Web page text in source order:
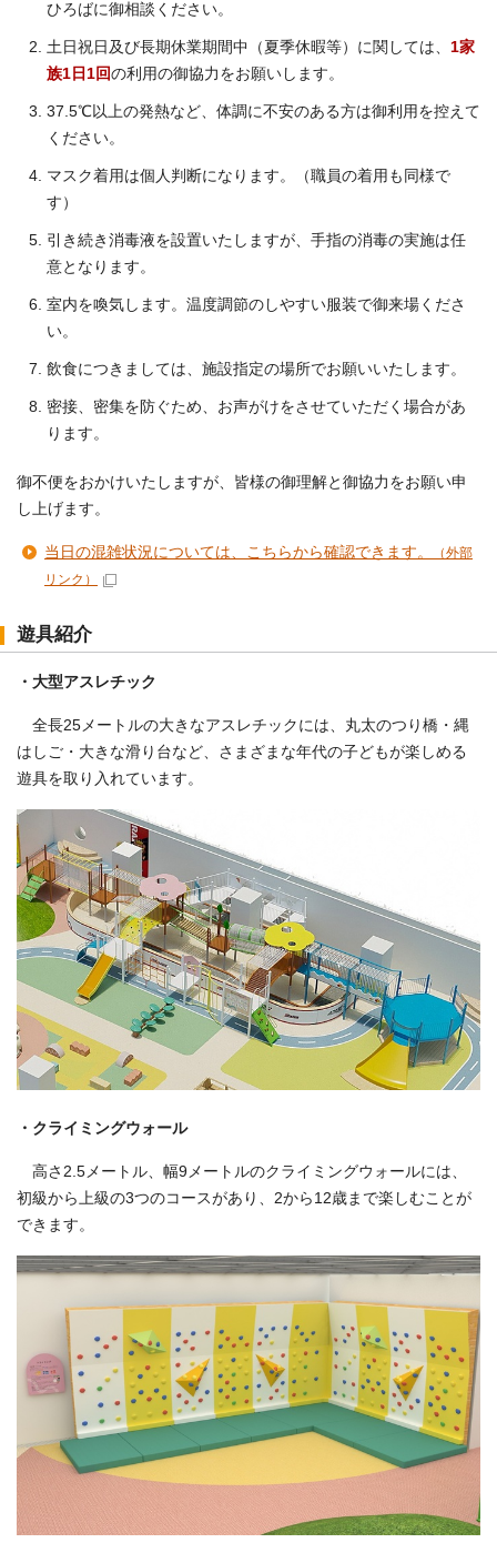
ひろばに御相談ください。
土日祝日及び長期休業期間中（夏季休暇等）に関しては、 1家
族1日1回の利用の御協力をお願いします。
37.5℃以上の発熱など、体調に不安のある方は御利用を控えて
ください。
マスク着用は個人判断になります。（職員の着用も同様で
す）
引き続き消毒液を設置いたしますが、手指の消毒の実施は任
意となります。
室内を喚気します。温度調節のしやすい服装で御来場くださ
い。
飲食につきましては、施設指定の場所でお願いいたします。
密接、密集を防ぐため、お声がけをさせていただく場合があ
ります。
御不便をおかけいたしますが、皆様の御理解と御協力をお願い申
し上げます。
当日の混雑状況については、こちらから確認できます。
（外部
リンク）
遊具紹介
・大型アスレチック
全長25メートルの大きなアスレチックには、丸太のつり橋・縄
はしご・大きな滑り台など、さまざまな年代の子どもが楽しめる
遊具を取り入れています。
・クライミングウォール
高さ2.5メートル、幅9メートルのクライミングウォールには、
初級から上級の3つのコースがあり、2から12歳まで楽しむことが
できます。